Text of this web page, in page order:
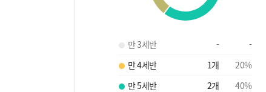
만 3세반 -
-
만 4세반
1개 20%
만 5세반
2개 40%